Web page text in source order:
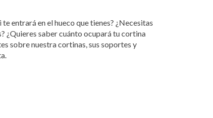
entrará en el hueco que tienes? ¿Necesitas
¿Quieres saber cuánto ocupará tu cortina
sobre nuestra cortinas, sus soportes y